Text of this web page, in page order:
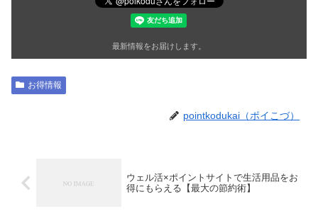
最新情報をお届けします。
お得情報
pointkodukai（ポイこづ）
ウェル活×ポイントサイトで生活用品をお
得にもらえる【最大の節約術】